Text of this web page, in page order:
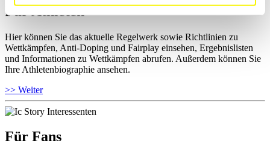
Für Athleten
Hier können Sie das aktuelle Regelwerk sowie Richtlinien zu
Wettkämpfen, Anti-Doping und Fairplay einsehen, Ergebnislisten
und Informationen zu Wettkämpfen abrufen. Außerdem können Sie
Ihre Athletenbiographie ansehen.
>> Weiter
Für Fans